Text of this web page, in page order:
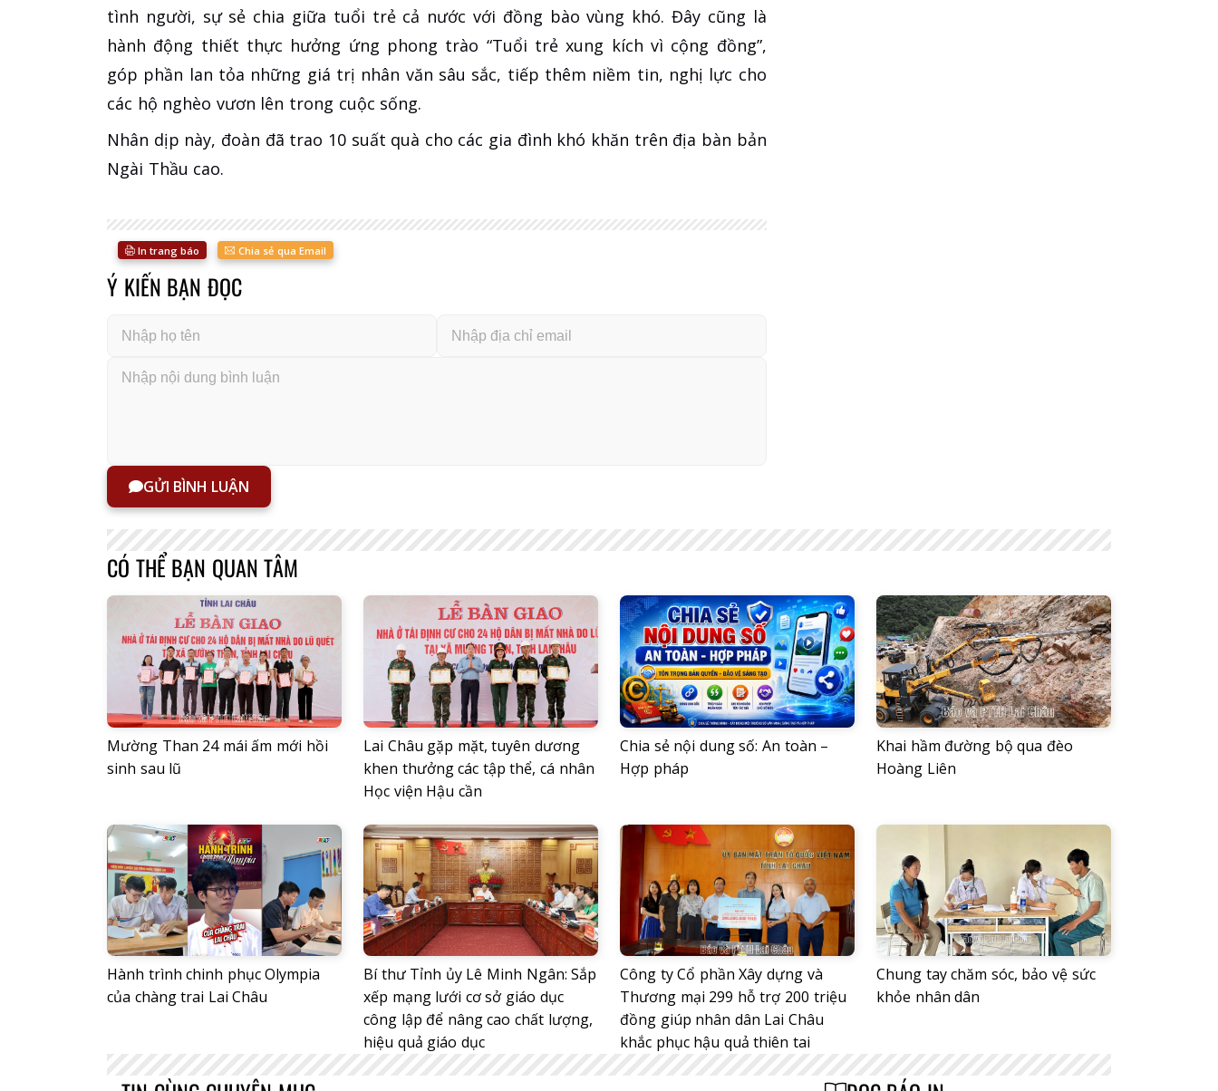
tình người, sự sẻ chia giữa tuổi trẻ cả nước với đồng bào vùng khó. Đây cũng là
hành động thiết thực hưởng ứng phong trào “Tuổi trẻ xung kích vì cộng đồng”,
góp phần lan tỏa những giá trị nhân văn sâu sắc, tiếp thêm niềm tin, nghị lực cho
các hộ nghèo vươn lên trong cuộc sống.
Nhân dịp này, đoàn đã trao 10 suất quà cho các gia đình khó khăn trên địa bàn bản
Ngài Thầu cao.
In trang báo Chia sẻ qua Email
Ý KIẾN BẠN ĐỌC
GỬI BÌNH LUẬN
CÓ THỂ BẠN QUAN TÂM
Mường Than 24 mái ấm mới hồi
sinh sau lũ
Lai Châu gặp mặt, tuyên dương
khen thưởng các tập thể, cá nhân
Học viện Hậu cần
Chia sẻ nội dung số: An toàn –
Hợp pháp
Khai hầm đường bộ qua đèo
Hoàng Liên
Hành trình chinh phục Olympia
của chàng trai Lai Châu
Bí thư Tỉnh ủy Lê Minh Ngân: Sắp
xếp mạng lưới cơ sở giáo dục
công lập để nâng cao chất lượng,
hiệu quả giáo dục
Công ty Cổ phần Xây dựng và
Thương mại 299 hỗ trợ 200 triệu
đồng giúp nhân dân Lai Châu
khắc phục hậu quả thiên tai
Chung tay chăm sóc, bảo vệ sức
khỏe nhân dân